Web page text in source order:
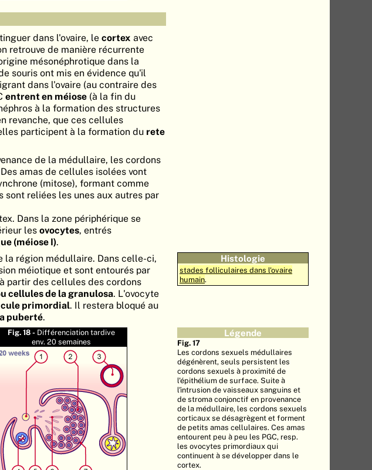
dans l'ovaire, lecortex avec
retrouve de manière récurrente
mésonéphrotique dans la
souris ont mis en évidence qu'il
dans l'ovaire (au contraire des
entrent en méiose (à la fin du
à la formation des structures
revanche, que ces cellules
participent à la formation du rete
de la médullaire, les cordons
amas de cellules isolées vont
(mitose), formant comme
sont reliées les unes aux autres par
Dans la zone périphérique se
les ovocytes, entrés
(méiose I).
Histologie
stades folliculaires dans l'ovaire
humain.
la région médullaire. Dans celle-ci,
méiotique et sont entourés par
partir des cellules des cordons
cellules de la granulosa. L'ovocyte
primordial. Il restera bloqué au
puberté.
Fig. 18 - Différenciation tardive
env. 20 semaines
Légende
Fig. 17
Les cordons sexuels médullaires
dégénèrent, seuls persistent les
cordons sexuels à proximité de
l'épithélium de surface. Suite à
l'intrusion de vaisseaux sanguins et
de stroma conjonctif en provenance
de la médullaire, les cordons sexuels
corticaux se désagrègent et forment
de petits amas cellulaires. Ces amas
entourent peu à peu les PGC, resp.
les ovocytes primordiaux qui
continuent à se développer dans le
cortex.